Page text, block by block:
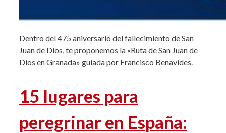
Dentro del 475 aniversario del fallecimiento de San
Juan de Dios, te proponemos la «Ruta de San Juan de
Dios en Granada» guiada por Francisco Benavides.
15 lugares para
peregrinar en España: